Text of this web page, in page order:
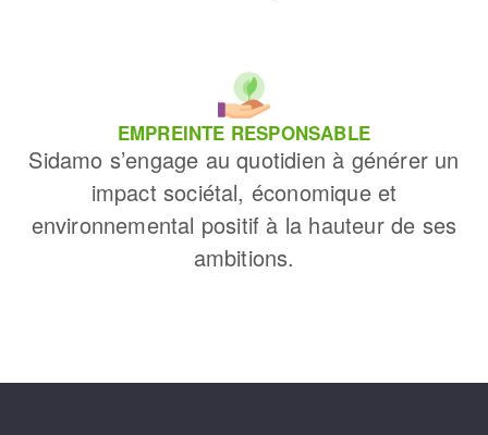
EMPREINTE RESPONSABLE
Sidamo s’engage au quotidien à générer un
impact sociétal, économique et
environnemental positif à la hauteur de ses
ambitions.